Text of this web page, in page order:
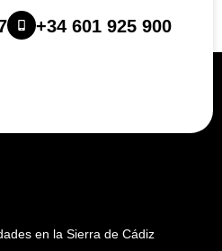
+34 601 925 900
en la Sierra de Cádiz